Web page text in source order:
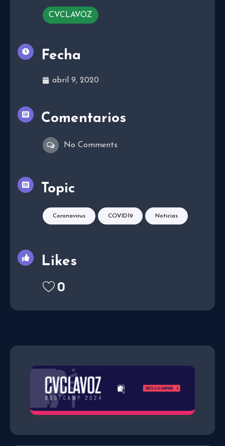
CVCLAVOZ
Fecha
abril 9, 2020
Comentarios
No Comments
Topic
Coronavirus COVID19 Noticias
Likes
0